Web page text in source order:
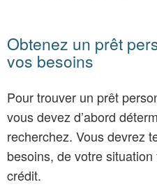
Obtenez un prêt
vos besoins
Pour trouver un prêt
vous devez d’abord
recherchez. Vous devrez
besoins, de votre
crédit.